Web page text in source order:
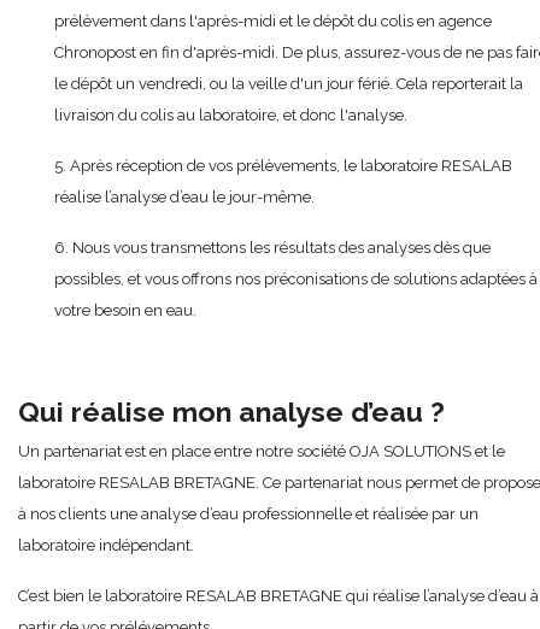
prélèvement dans l'après-midi et le dépôt du colis en agence
Chronopost en fin d'après-midi. De plus, assurez-vous de ne pas
le dépôt un vendredi, ou la veille d'un jour férié. Cela reporterait la
livraison du colis au laboratoire, et donc l'analyse.
5. Après réception de vos prélèvements, le laboratoire RESALAB
réalise l’analyse d’eau le jour-même.
6. Nous vous transmettons les résultats des analyses dès que
possibles, et vous offrons nos préconisations de solutions adaptées à
votre besoin en eau.
Qui réalise mon analyse d’eau ?
Un partenariat est en place entre notre société OJA SOLUTIONS et le
laboratoire RESALAB BRETAGNE. Ce partenariat nous permet de
à nos clients une analyse d’eau professionnelle et réalisée par un
laboratoire indépendant.
C’est bien le laboratoire RESALAB BRETAGNE qui réalise l’analyse d’eau à